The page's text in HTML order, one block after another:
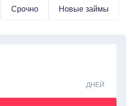
Срочно Новые займы
ДНЕЙ